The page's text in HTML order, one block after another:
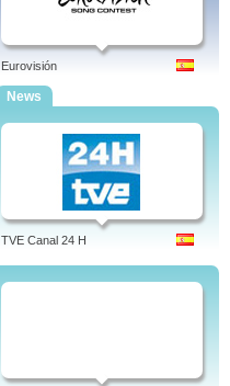
Eurovisión
News
TVE Canal 24 H